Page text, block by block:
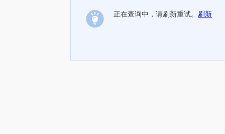
正在查询中，请刷新重试。 刷新